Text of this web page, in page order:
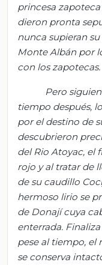
princesa
dieron pronta
nunca supieran
Monte Albánpor
con los zapotecas.
Pero
tiempo después,
por el destino de
descubrieron
del Rio Atoyac, el
rojo y al tratar de
de su caudillo
hermoso lirio se
de Donaji cuya
enterrada.
pese al tiempo, el
se conserva